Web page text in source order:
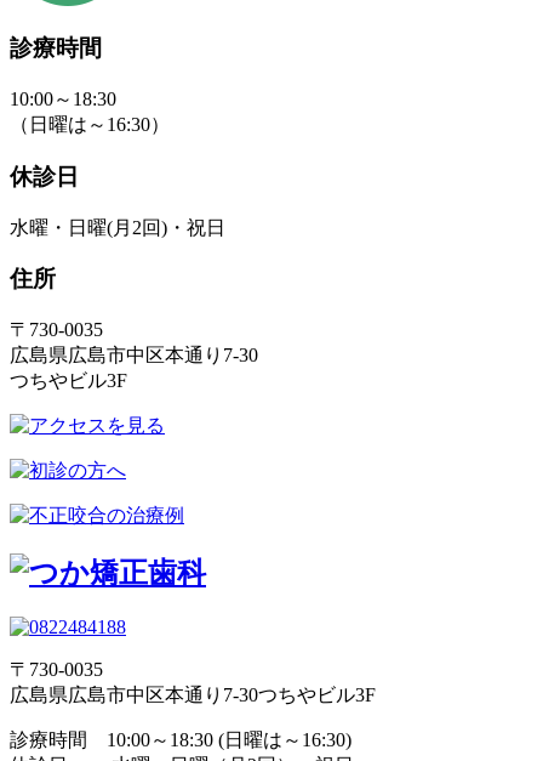
診療時間
10:00～18:30
（日曜は～16:30）
休診日
水曜・日曜(月2回)・祝日
住所
〒730-0035
広島県広島市中区本通り7-30
つちやビル3F
〒730-0035
広島県広島市中区本通り7-30つちやビル3F
診療時間 10:00～18:30 (日曜は～16:30)